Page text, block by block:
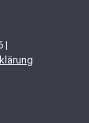
|